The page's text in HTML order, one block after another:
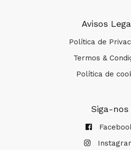
Avisos
Política de
Termos &
Política de
Siga-nos